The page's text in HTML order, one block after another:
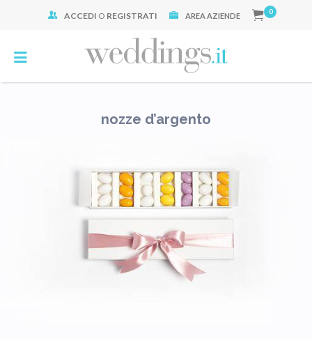
ACCEDI O REGISTRATI AREA AZIENDE 0
nozze d’argento